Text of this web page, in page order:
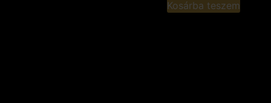
Kosárba teszem